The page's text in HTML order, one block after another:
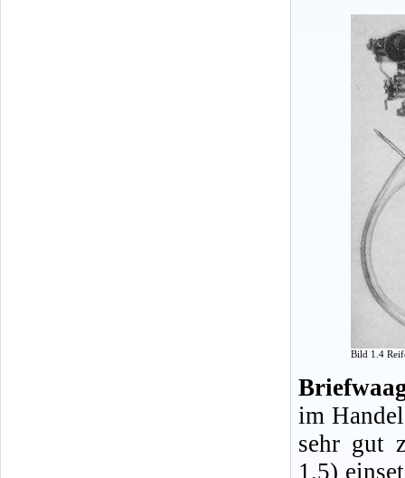
Bild 1.4
im
sehr gut
1.5)